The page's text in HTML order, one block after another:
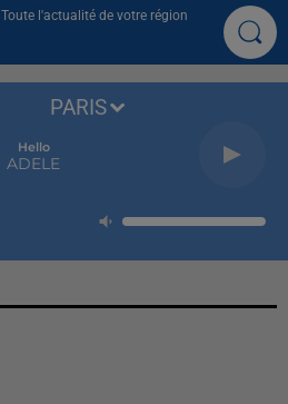
Toute l'actualité de votre région
Hello
ADELE
PARIS